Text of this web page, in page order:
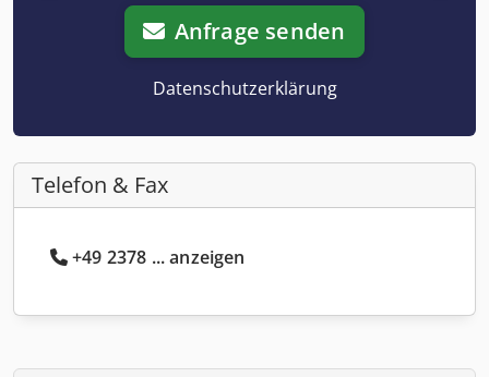
Anfrage senden
Datenschutzerklärung
Telefon & Fax
+49 2378 ... anzeigen